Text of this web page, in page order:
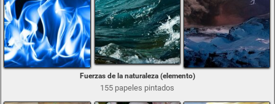
Fuerzas de la naturaleza (elemento)
155 papeles pintados